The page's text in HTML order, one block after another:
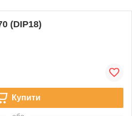
(DIP18)
Купити